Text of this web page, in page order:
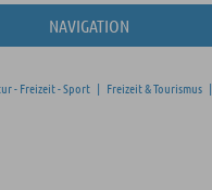
NAVIGATION
- Freizeit - Sport | Freizeit & Tourismus |